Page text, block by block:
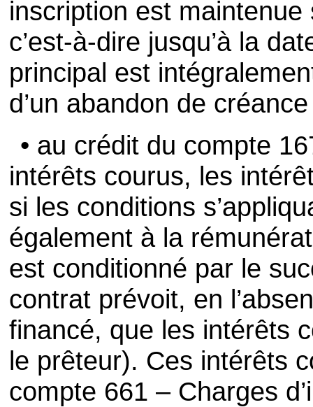
inscription est
c’est-à-dire jusqu’à la
principal est
d’un abandon de
• au crédit du compte
intérêts courus, les
si les conditions
également à la
est conditionné par le
contrat prévoit, en
financé, que les intérêts
le prêteur). Ces intérêts
compte 661 – Charges